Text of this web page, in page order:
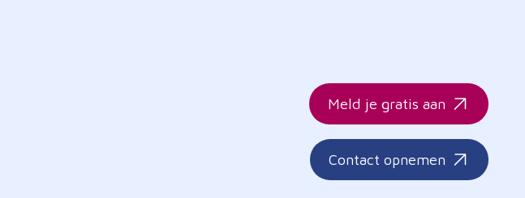
Meld je gratis aan
Contact opnemen